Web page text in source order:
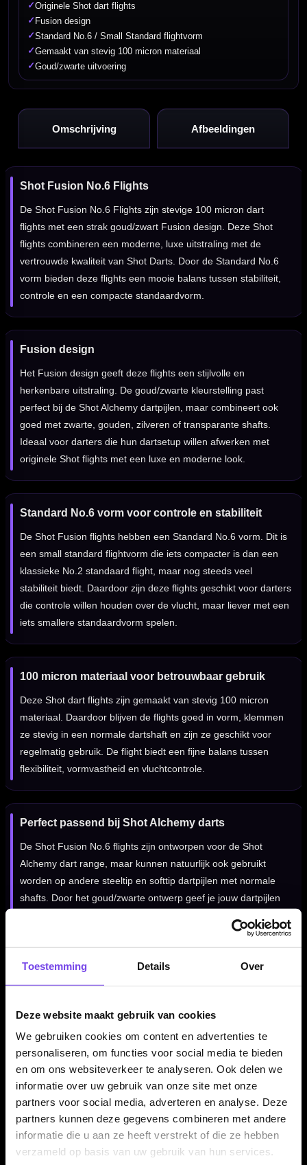
Toestemming Details Over
Deze website maakt gebruik van cookies
We gebruiken cookies om content en advertenties te
personaliseren, om functies voor social media te bieden
en om ons websiteverkeer te analyseren. Ook delen we
informatie over uw gebruik van onze site met onze
partners voor social media, adverteren en analyse. Deze
partners kunnen deze gegevens combineren met andere
informatie die u aan ze heeft verstrekt of die ze hebben
verzameld op basis van uw gebruik van hun services.
✓Originele Shot dart flights
✓ Fusion design
✓Standard No.6 / Small Standard flightvorm
✓Gemaakt van stevig 100 micron materiaal
✓Goud/zwarte uitvoering
Omschrijving Afbeeldingen
Shot Fusion No.6 Flights
De Shot Fusion No.6 Flights zijn stevige 100 micron dart
flights met een strak goud/zwart Fusion design. Deze Shot
flights combineren een moderne, luxe uitstraling met de
vertrouwde kwaliteit van Shot Darts. Door de Standard No.6
vorm bieden deze flights een mooie balans tussen stabiliteit,
controle en een compacte standaardvorm.
Fusion design
Het Fusion design geeft deze flights een stijlvolle en
herkenbare uitstraling. De goud/zwarte kleurstelling past
perfect bij de Shot Alchemy dartpijlen, maar combineert ook
goed met zwarte, gouden, zilveren of transparante shafts.
Ideaal voor darters die hun dartsetup willen afwerken met
originele Shot flights met een luxe en moderne look.
Standard No.6 vorm voor controle en stabiliteit
De Shot Fusion flights hebben een Standard No.6 vorm. Dit is
een small standard flightvorm die iets compacter is dan een
klassieke No.2 standaard flight, maar nog steeds veel
stabiliteit biedt. Daardoor zijn deze flights geschikt voor darters
die controle willen houden over de vlucht, maar liever met een
iets smallere standaardvorm spelen.
100 micron materiaal voor betrouwbaar gebruik
Deze Shot dart flights zijn gemaakt van stevig 100 micron
materiaal. Daardoor blijven de flights goed in vorm, klemmen
ze stevig in een normale dartshaft en zijn ze geschikt voor
regelmatig gebruik. De flight biedt een fijne balans tussen
flexibiliteit, vormvastheid en vluchtcontrole.
Perfect passend bij Shot Alchemy darts
De Shot Fusion No.6 flights zijn ontworpen voor de Shot
Alchemy dart range, maar kunnen natuurlijk ook gebruikt
worden op andere steeltip en softtip dartpijlen met normale
shafts. Door het goud/zwarte ontwerp geef je jouw dartpijlen
Shot Fusion No.6 Flights per set van 3 stuks
stuks. Daarmee heb je direct genoeg flights voor één
huidige flights wilt vervangen of je Alchemy setup compleet wilt
maken met originele Shot Fusion flights.
Kenmerken van de Shot Fusion No.6 Flights
✓ Originele Shot dart flights
✓ Fusion design